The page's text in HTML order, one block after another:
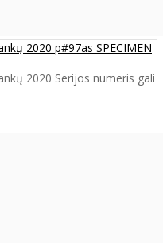
2020 p#97as SPECIMEN
2020 Serijos numeris gali